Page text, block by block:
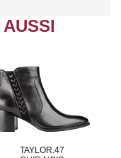
TAYLOR.47